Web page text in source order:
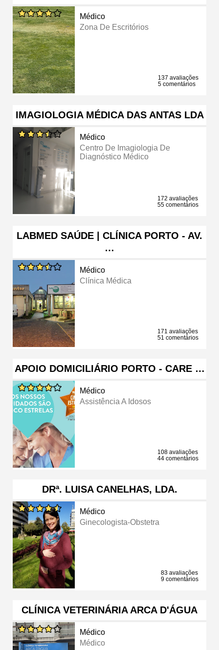
Médico
Zona De Escritórios
137 avaliações
5 comentários
IMAGIOLOGIA MÉDICA DAS ANTAS LDA
Médico
Centro De Imagiologia De
Diagnóstico Médico
172 avaliações
55 comentários
LABMED SAÚDE | CLÍNICA PORTO - AV.
…
Médico
Clínica Médica
171 avaliações
51 comentários
APOIO DOMICILIÁRIO PORTO - CARE …
Médico
Assistência A Idosos
108 avaliações
44 comentários
DRª. LUISA CANELHAS, LDA.
Médico
Ginecologista-Obstetra
83 avaliações
9 comentários
CLÍNICA VETERINÁRIA ARCA D'ÁGUA
Médico
Médico